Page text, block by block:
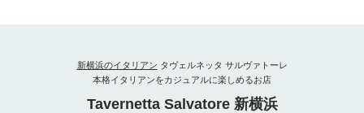
新横浜のイタリアン タヴェルネッタ サルヴァトーレ
本格イタリアンをカジュアルに楽しめるお店
Tavernetta Salvatore 新横浜